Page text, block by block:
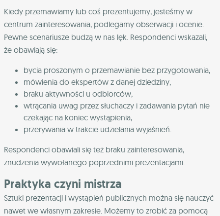
Kiedy przemawiamy lub coś prezentujemy, jesteśmy w
centrum zainteresowania, podlegamy obserwacji i ocenie.
Pewne scenariusze budzą w nas lęk. Respondenci wskazali,
że obawiają się:
bycia proszonym o przemawianie bez przygotowania,
mówienia do ekspertów z danej dziedziny,
braku aktywności u odbiorców,
wtrącania uwag przez słuchaczy i zadawania pytań nie
czekając na koniec wystąpienia,
przerywania w trakcie udzielania wyjaśnień.
Respondenci obawiali się też braku zainteresowania,
znudzenia wywołanego poprzednimi prezentacjami.
Praktyka czyni mistrza
Sztuki prezentacji i wystąpień publicznych można się nauczyć
nawet we własnym zakresie. Możemy to zrobić za pomocą